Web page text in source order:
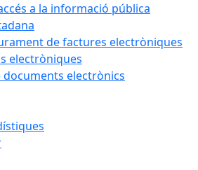
a la informació pública
de factures electròniques
electròniques
documents electrònics